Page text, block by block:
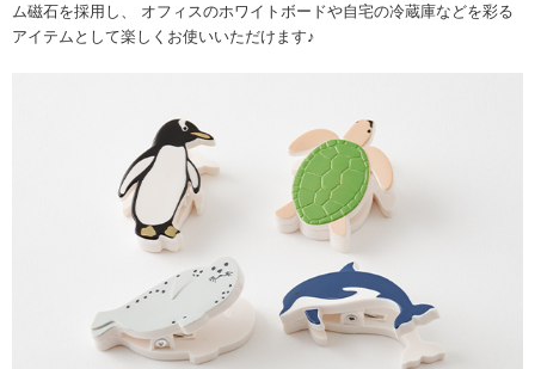
ム磁石を採用し、 オフィスのホワイトボードや自宅の冷蔵庫などを彩る
アイテムとして楽しくお使いいただけます♪